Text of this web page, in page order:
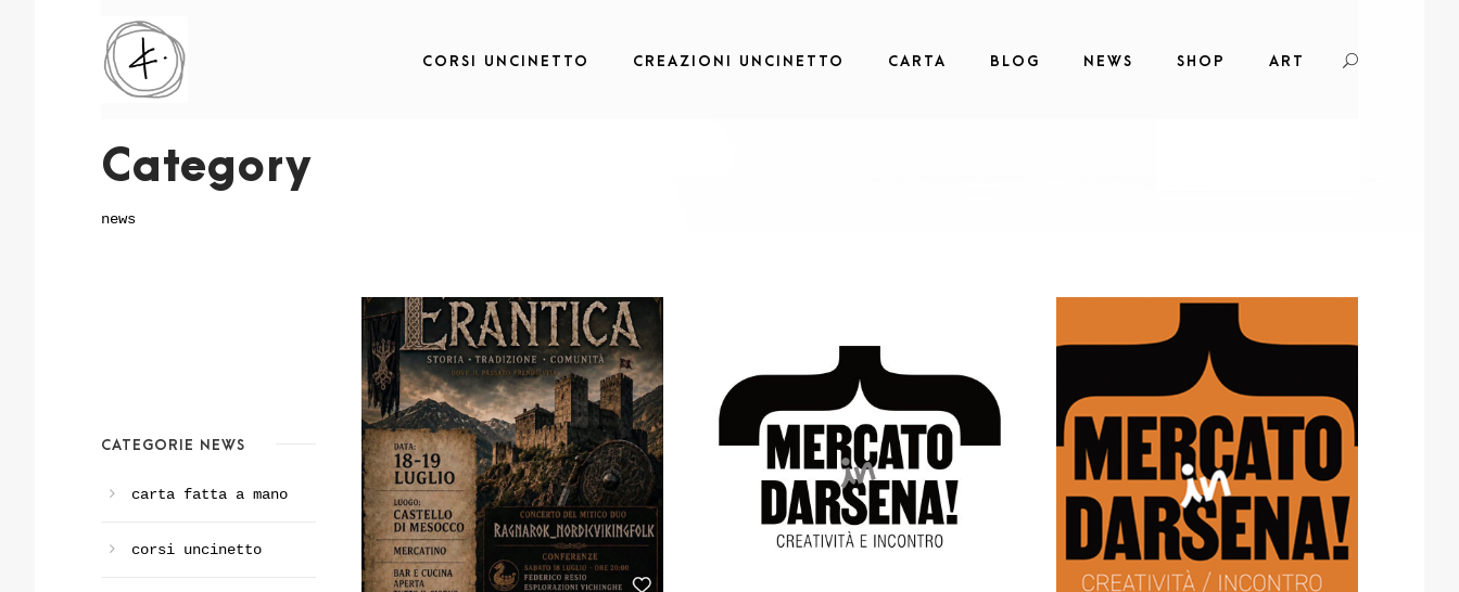
CORSI UNCINETTO CREAZIONI UNCINETTO CARTA BLOG NEWS SHOP ART
Category
news
CATEGORIE NEWS
carta fatta a mano
corsi uncinetto